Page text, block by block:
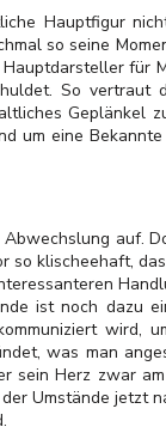
Hauptfigur
so seine
für
So
Geplänkel
um eine
auf.
klischeehaft,
ist noch dazu
wird,
was man
sein Herz zwar
Umstände jetzt